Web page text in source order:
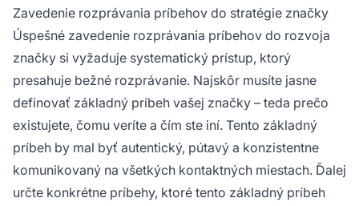
Zavedenie rozprávania príbehov do stratégie značky
Úspešné zavedenie rozprávania príbehov do rozvoja
značky si vyžaduje systematický prístup, ktorý
presahuje bežné rozprávanie. Najskôr musíte jasne
definovať základný príbeh vašej značky – teda prečo
existujete, čomu veríte a čím ste iní. Tento základný
príbeh by mal byť autentický, pútavý a konzistentne
komunikovaný na všetkých kontaktných miestach. Ďalej
určte konkrétne príbehy, ktoré tento základný príbeh